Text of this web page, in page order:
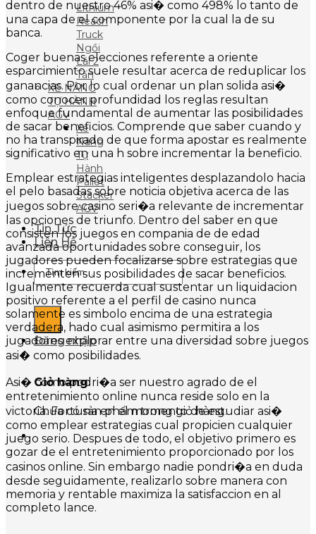
Lithium
Reach
Truck
Ngồi
Lái 2
Tấn
XE NÂNG
TỰ HÀNH
AGV
Xe
Nâng
Tự
Hành
Pallet
Stacker
AGV
Tin Tức
Liên Hệ
Tìm
kiếm:
Đăng nhập
Giỏ hàng
Chưa có sản phẩm trong giỏ hàng.
dentro de nuestro 46% asi� como 498% lo tanto de
una capa de el componente por la cual la de su
banca.
Coger buenas elecciones referente a oriente
esparcimiento suele resultar acerca de reduplicar los
ganancias. Por lo cual ordenar un plan solida asi�
como conocer profundidad los reglas resultan
enfoque fundamental de aumentar las posibilidades
de sacar beneficios. Comprende que saber cuando y
no ha transpirado de que forma apostar es realmente
significativo en una h sobre incrementar la beneficio.
Emplear estrategias inteligentes desplazandolo hacia
el pelo basadas sobre noticia objetiva acerca de las
juegos sobre casino seri�a relevante de incrementar
las opciones de triunfo. Dentro del saber en que
consisten los juegos en compania de de edad
avanzada oportunidades sobre conseguir, los
jugadores pueden focalizarse sobre estrategias que
incrementen sus posibilidades de sacar beneficios.
Igualmente recuerda cual sustentar un liquidacion
positivo referente a el perfil de casino nunca
solamente es simbolo encima de una estrategia
verdadera, hado cual asimismo permitira a los
jugadores explorar entre una diversidad sobre juegos
asi� como posibilidades.
Asi� como podri�a ser nuestro agrado de el
entretenimiento online nunca reside solo en la
victoria. Fortuna en el momento de estudiar asi�
como emplear estrategias cual propicien cualquier
juego serio. Despues de todo, el objetivo primero es
gozar de el entretenimiento proporcionado por los
casinos online. Sin embargo nadie pondri�a en duda
desde seguidamente, realizarlo sobre manera con
memoria y rentable maximiza la satisfaccion en al
completo lance.